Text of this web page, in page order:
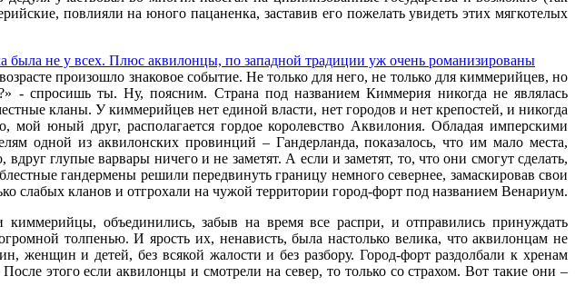
повлияли на юного пацаненка, заставив его пожелать увидеть этих мягкотелых
не у всех. Плюс аквилонцы, по западной традиции уж очень романизированы
произошло знаковое событие. Не только для него, не только для киммерийцев, но
- спросишь ты. Ну, поясним. Страна под названием Киммерия никогда не являлась
кланы. У киммерийцев нет единой власти, нет городов и нет крепостей, и никогда
юный друг, располагается гордое королевство Аквилония. Обладая имперскими
одной из аквилонских провинций – Гандерланда, показалось, что им мало места,
глупые варвары ничего и не заметят. А если и заметят, то, что они смогут сделать,
гандермены решили передвинуть границу немного севернее, замаскировав свои
слабых кланов и отгрохали на чужой территории город-форт под названием Венариум.
объединились, забыв на время все распри, и отправились принуждать
толпенью. И ярость их, ненависть, была настолько велика, что аквилонцам не
и детей, без всякой жалости и без разбору. Город-форт раздолбали к хренам
этого если аквилонцы и смотрели на север, то только со страхом. Вот такие они –